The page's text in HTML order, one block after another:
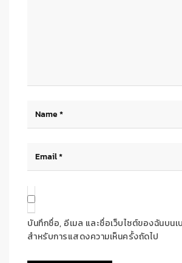
บันทึกชื่อ, อีเมล และชื่อเว็บไซต์ของฉันบนเ
สำหรับการแสดงความเห็นครั้งถัดไป